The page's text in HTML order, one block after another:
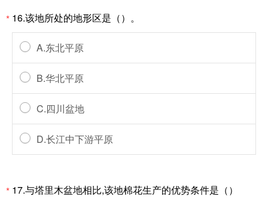
* 16.该地所处的地形区是（）。
A.东北平原
B.华北平原
C.四川盆地
D.长江中下游平原
* 17.与塔里木盆地相比,该地棉花生产的优势条件是（）